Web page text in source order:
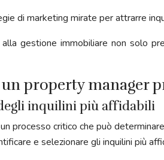
di marketing mirate per attrarre
gestione immobiliare non solo
property manager
inquilini più affidabili
processo critico che può
e selezionare gli inquilini più